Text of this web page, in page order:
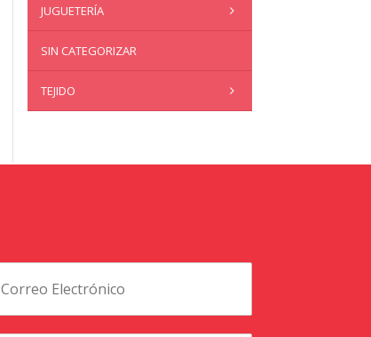
JUGUETERÍA
SIN CATEGORIZAR
TEJIDO